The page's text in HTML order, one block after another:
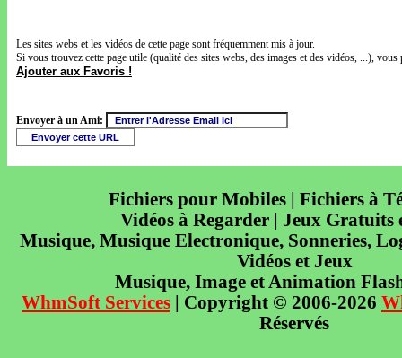
Les sites webs et les vidéos de cette page sont fréquemment mis à jour.
Si vous trouvez cette page utile (qualité des sites webs, des images et des vidéos, ...),
Ajouter aux Favoris !
Envoyer à un Ami:
Fichiers pour Mobiles | Fichiers à
Vidéos à Regarder | Jeux Gratuits
Musique, Musique Electronique, Sonneries,
Vidéos et Jeux
Musique, Image et Animation
WhmSoft Services | Copyright © 2006-2026
Réservés